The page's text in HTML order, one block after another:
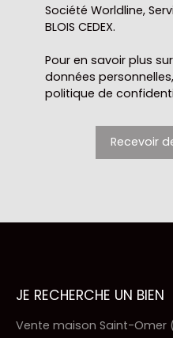
Société Worldline,
BLOIS CEDEX.
Pour en savoir plus
données
politique de
Recevoir
JE RECHERCHE UN BIEN
Vente maison Saint-Omer